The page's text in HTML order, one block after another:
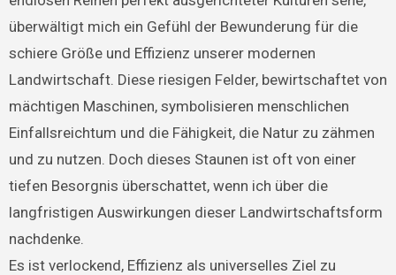
überwältigt mich ein Gefühl der Bewunderung für die
schiere Größe und Effizienz unserer modernen
Landwirtschaft. Diese riesigen Felder, bewirtschaftet von
mächtigen Maschinen, symbolisieren menschlichen
Einfallsreichtum und die Fähigkeit, die Natur zu zähmen
und zu nutzen. Doch dieses Staunen ist oft von einer
tiefen Besorgnis überschattet, wenn ich über die
langfristigen Auswirkungen dieser Landwirtschaftsform
nachdenke.
Es ist verlockend, Effizienz als universelles Ziel zu